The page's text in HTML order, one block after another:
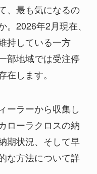
、最も気になるの
2026年2月現在、
持している一方
部地域では受注停
します。
ーラーから収集し
ローラクロスの納
期状況、そして早
な方法について詳